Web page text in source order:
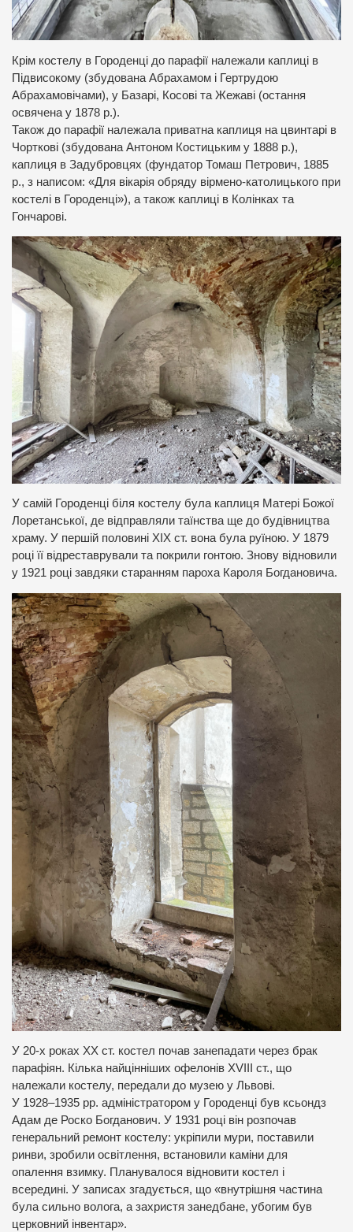
Крім костелу в Городенці до парафії належали каплиці в
Підвисокому (збудована Абрахамом і Гертрудою
Абрахамовічами), у Базарі, Косові та Жежаві (остання
освячена у 1878 р.).
Також до парафії належала приватна каплиця на цвинтарі в
Чорткові (збудована Антоном Костицьким у 1888 р.),
каплиця в Задубровцях (фундатор Томаш Петрович, 1885
р., з написом: «Для вікарія обряду вірмено-католицького при
костелі в Городенці»), а також каплиці в Колінках та
Гончарові.
У самій Городенці біля костелу була каплиця Матері Божої
Лоретанської, де відправляли таїнства ще до будівництва
храму. У першій половині XIX ст. вона була руїною. У 1879
році її відреставрували та покрили гонтою. Знову відновили
у 1921 році завдяки старанням пароха Кароля Богдановича.
У 20-х роках XX ст. костел почав занепадати через брак
парафіян. Кілька найцінніших офелонів XVIII ст., що
належали костелу, передали до музею у Львові.
У 1928–1935 рр. адміністратором у Городенці був ксьондз
Адам де Роско Богданович. У 1931 році він розпочав
генеральний ремонт костелу: укріпили мури, поставили
ринви, зробили освітлення, встановили каміни для
опалення взимку. Планувалося відновити костел і
всередині. У записах згадується, що «внутрішня частина
була сильно волога, а захристя занедбане, убогим був
церковний інвентар».